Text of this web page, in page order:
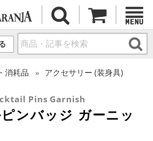
消耗品
アクセサリー (装身具)
Pins Garnish
ンバッジ ガーニッ